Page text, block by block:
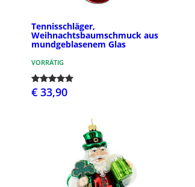
Tennisschläger,
Weihnachtsbaumschmuck aus
mundgeblasenem Glas
VORRÄTIG
€ 33,90